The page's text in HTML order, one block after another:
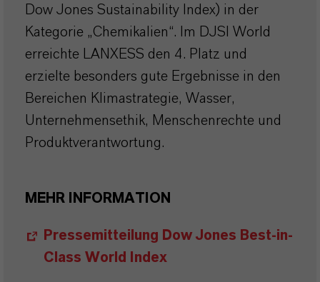
Dow Jones Sustainability Index) in der
Kategorie „Chemikalien“. Im DJSI World
erreichte LANXESS den 4. Platz und
erzielte besonders gute Ergebnisse in den
Bereichen Klimastrategie, Wasser,
Unternehmensethik, Menschenrechte und
Produktverantwortung.
MEHR INFORMATION
Pressemitteilung Dow Jones Best-in-
Class World Index